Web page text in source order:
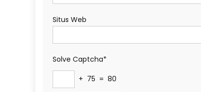
Situs Web
Solve Captcha*
+ 75 = 80